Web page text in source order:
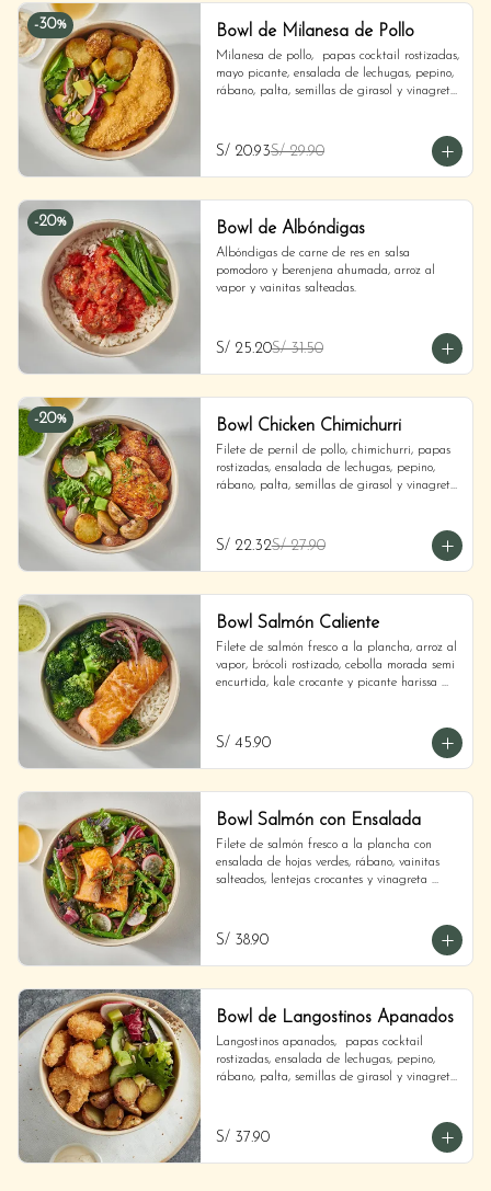
-30% Bowl de Milanesa de Pollo
Milanesa de pollo,  papas cocktail rostizadas,
mayo picante, ensalada de lechugas, pepino,
rábano, palta, semillas de girasol y vinagreta
S/ 20.93S/ 29.90
-20% Bowl de Albóndigas
Albóndigas de carne de res en salsa
pomodoro y berenjena ahumada, arroz al
vapor y vainitas salteadas.
S/ 25.20S/ 31.50
-20% Bowl Chicken Chimichurri
Filete de pernil de pollo, chimichurri, papas
rostizadas, ensalada de lechugas, pepino,
rábano, palta, semillas de girasol y vinagreta
S/ 22.32S/ 27.90
Bowl Salmón Caliente
Filete de salmón fresco a la plancha, arroz al
vapor, brócoli rostizado, cebolla morada semi
encurtida, kale crocante y picante harissa
S/ 45.90
Bowl Salmón con Ensalada
Filete de salmón fresco a la plancha con
ensalada de hojas verdes, rábano, vainitas
salteados, lentejas crocantes y vinagreta
S/ 38.90
Bowl de Langostinos Apanados
Langostinos apanados,  papas cocktail
rostizadas, ensalada de lechugas, pepino,
rábano, palta, semillas de girasol y vinagreta
S/ 37.90